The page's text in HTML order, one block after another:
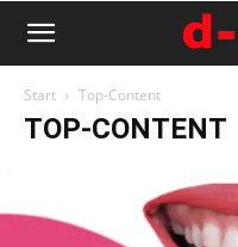
Start Top-Content
TOP-CONTENT